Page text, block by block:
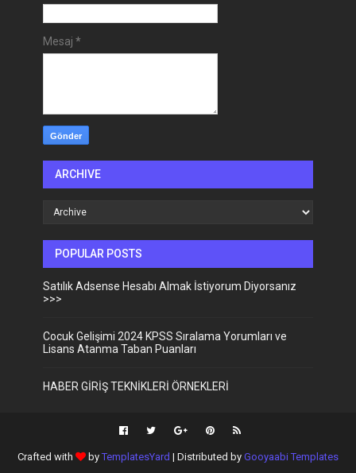
Mesaj *
ARCHIVE
POPULAR POSTS
Satılık Adsense Hesabı Almak İstiyorum Diyorsanız
>>>
Cocuk Gelişimi 2024 KPSS Sıralama Yorumları ve
Lisans Atanma Taban Puanları
HABER GİRİŞ TEKNİKLERİ ÖRNEKLERİ
Crafted with byTemplatesYard | Distributed by Gooyaabi Templates